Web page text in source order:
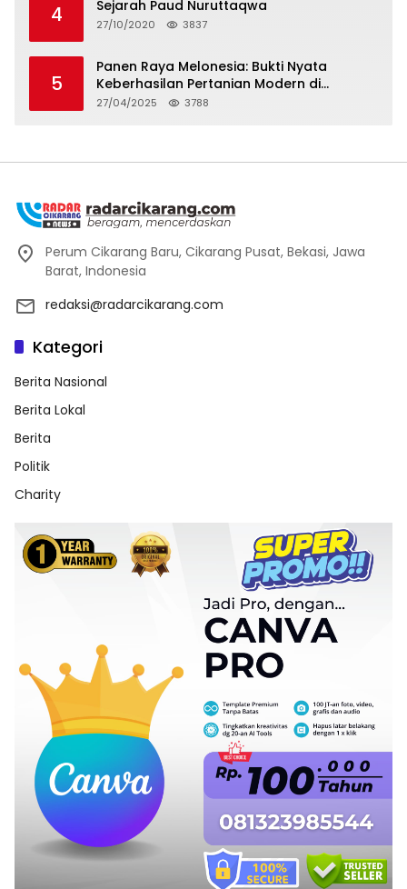
4 Sejarah Paud Nuruttaqwa
27/10/2020 3837
5
Panen Raya Melonesia: Bukti Nyata
Keberhasilan Pertanian Modern di
Kabupaten Bekasi
27/04/2025 3788
Perum Cikarang Baru, Cikarang Pusat, Bekasi, Jawa
Barat, Indonesia
redaksi@radarcikarang.com
Kategori
Berita Nasional
Berita Lokal
Berita
Politik
Charity